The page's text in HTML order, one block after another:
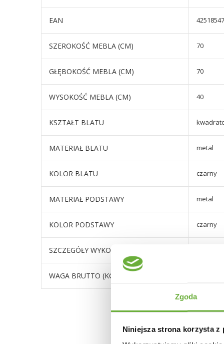
Zgoda
Niniejsza strona korzysta z
EAN
SZEROKOŚĆ MEBLA (CM) 70
GŁĘBOKOŚĆ MEBLA (CM) 70
WYSOKOŚĆ MEBLA (CM) 40
KSZTAŁT BLATU
MATERIAŁ BLATU metal
KOLOR BLATU czarny
MATERIAŁ PODSTAWY metal
KOLOR PODSTAWY czarny
SZCZEGÓŁY WYKOŃCZENIA
WAGA BRUTTO (KG)